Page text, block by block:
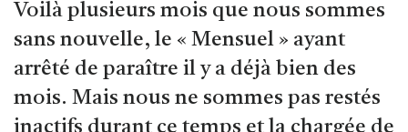
Voilà plusieurs mois que nous sommes
sans nouvelle, le « Mensuel » ayant
arrêté de paraître il y a déjà bien des
mois. Mais nous ne sommes pas restés